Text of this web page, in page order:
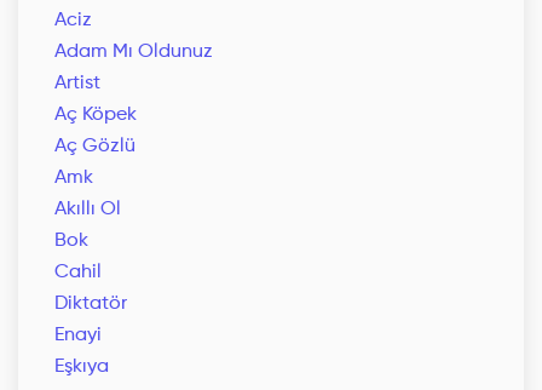
Aciz
Adam Mı Oldunuz
Artist
Aç Köpek
Aç Gözlü
Amk
Akıllı Ol
Bok
Cahil
Diktatör
Enayi
Eşkıya